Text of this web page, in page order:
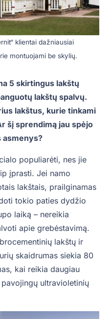
klientai dažniausiai
montuojami be skylių.
5 skirtingus lakštų
lakštų spalvų.
lakštus, kurie tinkami
šį sprendimą jau spėjo
populiarėti, nes jie
įprasti. Jei namo
lakštais, prailginamas
tokio paties dydžio
laiką – nereikia
apie grebėstavimą.
lakštų ir
skaidrumas siekia 80
kai reikia daugiau
ultravioletinių